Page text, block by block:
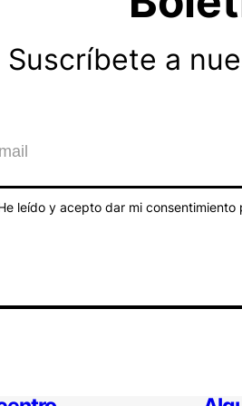
Suscríbete a
leído y acepto dar mi consentimiento